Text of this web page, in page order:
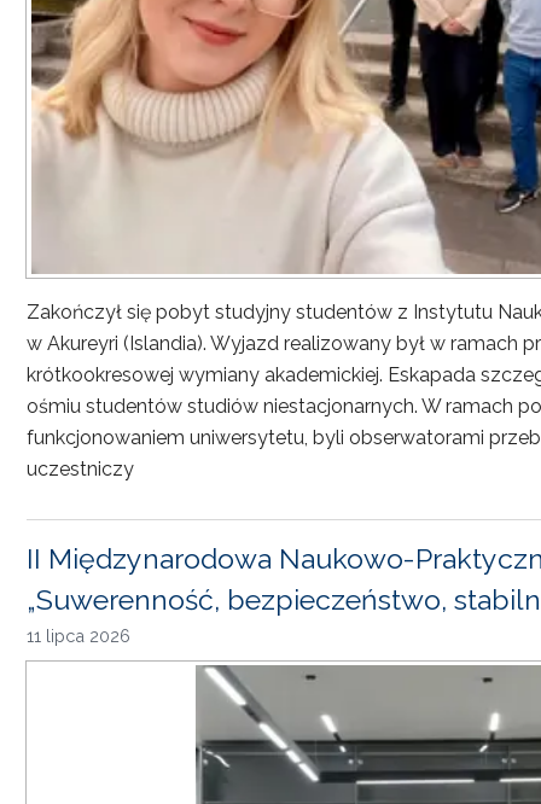
Zakończył się pobyt studyjny studentów z Instytutu
w Akureyri (Islandia). Wyjazd realizowany był w ramach
krótkookresowej wymiany akademickiej. Eskapada
ośmiu studentów studiów niestacjonarnych. W ramach
funkcjonowaniem uniwersytetu, byli obserwatorami
uczestniczy
II Międzynarodowa Naukowo-
„Suwerenność, bezpieczeństwo,
11 lipca 2026